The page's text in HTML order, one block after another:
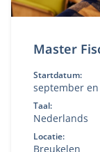
Master
Startdatum:
september
Taal:
Nederlands
Locatie:
Breukelen